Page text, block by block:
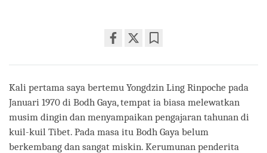
on
Kali pertama saya bertemu Yongdzin Ling Rinpoche pada
Januari 1970 di Bodh Gaya, tempat ia biasa melewatkan
musim dingin dan menyampaikan pengajaran tahunan di
kuil-kuil Tibet. Pada masa itu Bodh Gaya belum
berkembang dan sangat miskin. Kerumunan penderita